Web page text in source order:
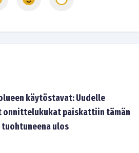
käytöstavat: Uudelle
onnittelukukat paiskattiin tämän
ulos